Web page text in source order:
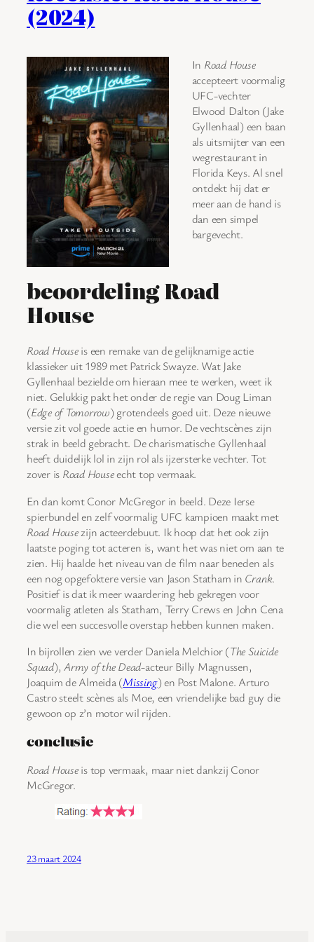
(2024)
In Road House
accepteert voormalig
UFC-vechter
Elwood Dalton (Jake
Gyllenhaal) een baan
als uitsmijter van een
wegrestaurant in
Florida Keys. Al snel
ontdekt hij dat er
meer aan de hand is
dan een simpel
bargevecht.
beoordeling Road
House
Road Houseis een remake van de gelijknamige actie
klassieker uit 1989 met Patrick Swayze. Wat Jake
Gyllenhaal bezielde om hieraan mee te werken, weet ik
niet. Gelukkig pakt het onder de regie van Doug Liman
(Edge of Tomorrow) grotendeels goed uit. Deze nieuwe
versie zit vol goede actie en humor. De vechtscènes zijn
strak in beeld gebracht. De charismatische Gyllenhaal
heeft duidelijk lol in zijn rol als ijzersterke vechter. Tot
zover is Road Houseecht top vermaak.
En dan komt Conor McGregor in beeld. Deze Ierse
spierbundel en zelf voormalig UFC kampioen maakt met
Road Housezijn acteerdebuut. Ik hoop dat het ook zijn
laatste poging tot acteren is, want het was niet om aan te
zien. Hij haalde het niveau van de film naar beneden als
een nog opgefoktere versie van Jason Statham in Crank.
Positief is dat ik meer waardering heb gekregen voor
voormalig atleten als Statham, Terry Crews en John Cena
die wel een succesvolle overstap hebben kunnen maken.
In bijrollen zien we verder Daniela Melchior (The Suicide
Squad),Army of the Dead-acteur Billy Magnussen,
Joaquim de Almeida (Missing) en Post Malone. Arturo
Castro steelt scènes als Moe, een vriendelijke bad guy die
gewoon op z’n motor wil rijden.
conclusie
Road Houseis top vermaak, maar niet dankzij Conor
McGregor.
23 maart 2024